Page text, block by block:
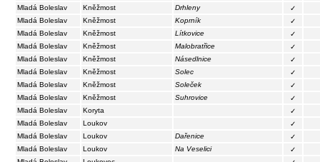
Mladá Boleslav
Kněžmost Drhleny
✓
Mladá Boleslav
Kněžmost Koprník
✓
Mladá Boleslav
Kněžmost Lítkovice
✓
Mladá Boleslav
Kněžmost Malobratřice
✓
Mladá Boleslav
Kněžmost Násedlnice
✓
Mladá Boleslav
Kněžmost Solec
✓
Mladá Boleslav
Kněžmost Soleček
✓
Mladá Boleslav
Kněžmost Suhrovice
✓
Mladá Boleslav
Koryta
✓
Mladá Boleslav
Loukov
✓
Mladá Boleslav
Loukov Dařenice
✓
Mladá Boleslav
Loukov Na Veselici
✓